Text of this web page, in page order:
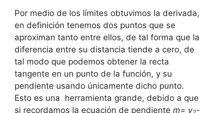
Por medio de los límites obtuvimos la derivada,
en definición tenemos dos puntos que se
aproximan tanto entre ellos, de tal forma que la
diferencia entre su distancia tiende a cero, de
tal modo que podemos obtener la recta
tangente en un punto de la función, y su
pendiente usando únicamente dicho punto.
Esto es una herramienta grande, debido a que
si recordamos la ecuación de pendiente m= y -